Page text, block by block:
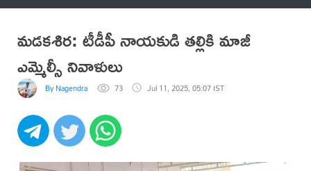
మడకశిర: టీడీపీ నాయకుడి తల్లికి మాజీ
ఎమ్మెల్సీ నివాళులు
By Nagendra 73 Jul 11, 2025, 05:07 IST